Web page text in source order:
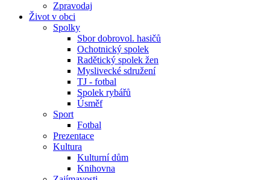
Zpravodaj
Život v obci
Spolky
Sbor dobrovol. hasičů
Ochotnický spolek
Radětický spolek žen
Myslivecké sdružení
TJ - fotbal
Spolek rybářů
Úsměf
Sport
Fotbal
Prezentace
Kultura
Kulturní dům
Knihovna